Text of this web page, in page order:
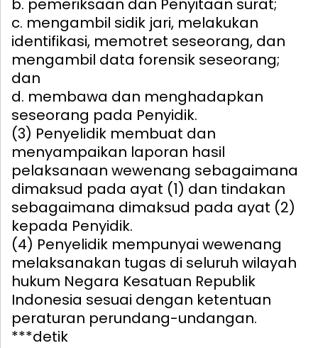
b. pemeriksaan dan Penyitaan surat;
c. mengambil sidik jari, melakukan
identifikasi, memotret seseorang, dan
mengambil data forensik seseorang;
dan
d. membawa dan menghadapkan
seseorang pada Penyidik.
(3) Penyelidik membuat dan
menyampaikan laporan hasil
pelaksanaan wewenang sebagaimana
dimaksud pada ayat (1) dan tindakan
sebagaimana dimaksud pada ayat (2)
kepada Penyidik.
(4) Penyelidik mempunyai wewenang
melaksanakan tugas di seluruh wilayah
hukum Negara Kesatuan Republik
Indonesia sesuai dengan ketentuan
peraturan perundang-undangan.
***detik